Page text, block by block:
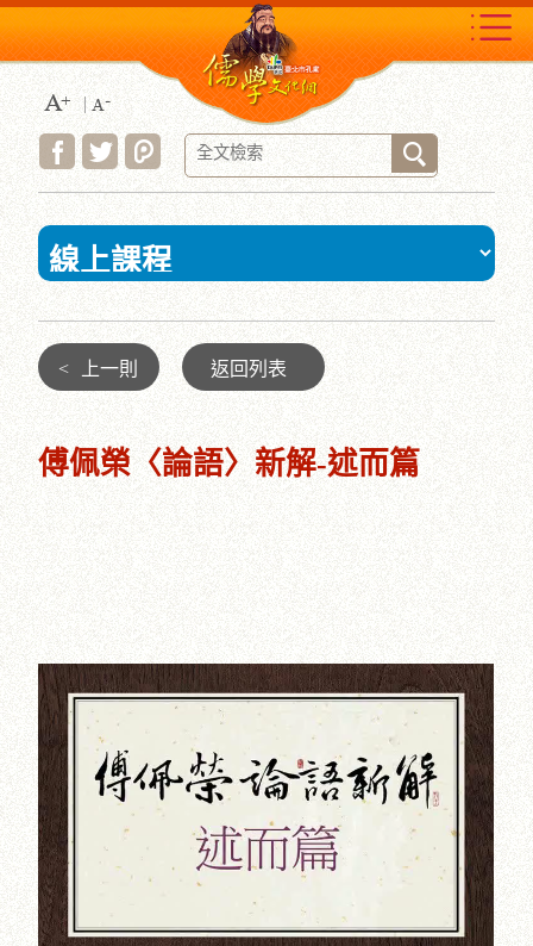
到
主
要
內
容
區
塊
:::
< 上一則 返回列表
傅佩榮〈論語〉新解-述而篇